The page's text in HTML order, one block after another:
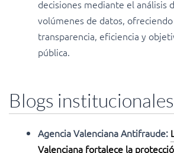
decisiones mediante el análisis
volúmenes de datos,
transparencia, eficiencia y
pública.
Blogs institucionales
Agencia Valenciana Antifraude:
Valenciana fortalece la